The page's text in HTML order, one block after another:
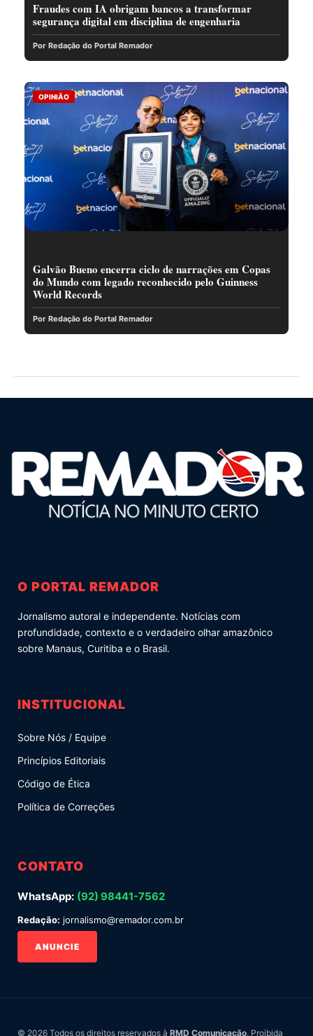
Fraudes com IA obrigam bancos a transformar
segurança digital em disciplina de engenharia
Por Redação do Portal Remador
OPINIÃO
Galvão Bueno encerra ciclo de narrações em Copas
do Mundo com legado reconhecido pelo Guinness
World Records
Por Redação do Portal Remador
O PORTAL REMADOR
Jornalismo autoral e independente. Notícias com
profundidade, contexto e o verdadeiro olhar amazônico
sobre Manaus, Curitiba e o Brasil.
INSTITUCIONAL
Sobre Nós / Equipe
Princípios Editoriais
Código de Ética
Política de Correções
CONTATO
WhatsApp: (92) 98441-7562
Redação: jornalismo@remador.com.br
ANUNCIE
© 2026 Todos os direitos reservados à RMD Comunicação. Proibida